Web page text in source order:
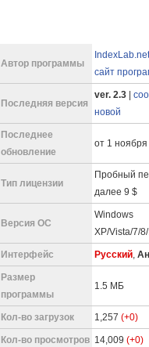
Автор программы
сайт
Последняя версия
ver. 2.3
новой
Последнее
обновление
от 1 ноября
Тип лицензии
Пробный
далее 9 $
Версия ОС
Windows
XP/Vista/7/
Интерфейс Русский,
Размер
программы
1.5 МБ
Кол-во загрузок 1,257 (+0)
Кол-во просмотров 14,009 (+0)